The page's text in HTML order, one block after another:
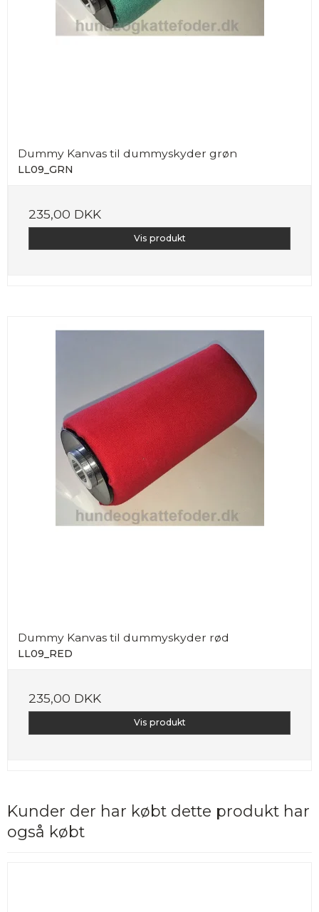
Dummy Kanvas til dummyskyder grøn
LL09_GRN
235,00 DKK
Vis produkt
Dummy Kanvas til dummyskyder rød
LL09_RED
235,00 DKK
Vis produkt
Kunder der har købt dette produkt har
også købt